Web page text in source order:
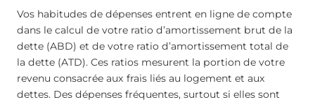
Vos habitudes de dépenses entrent en ligne de compte
dans le calcul de votre ratio d’amortissement brut de la
dette (ABD) et de votre ratio d’amortissement total de
la dette (ATD). Ces ratios mesurent la portion de votre
revenu consacrée aux frais liés au logement et aux
dettes. Des dépenses fréquentes, surtout si elles sont